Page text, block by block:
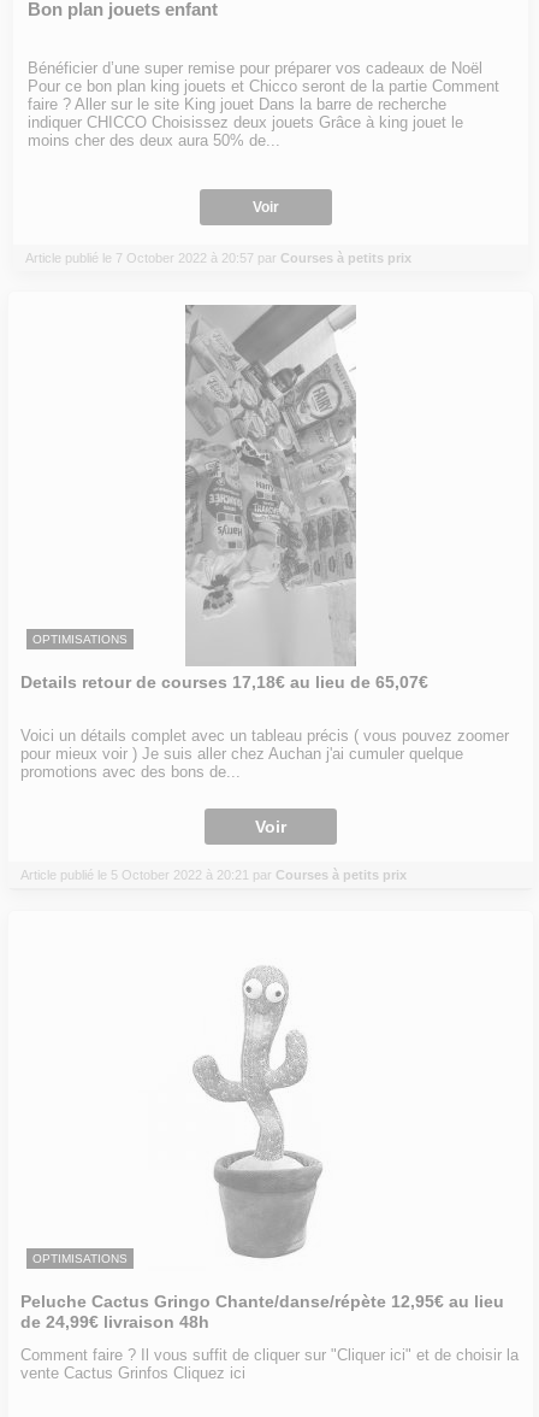
Bon plan jouets enfant
Bénéficier d’une super remise pour préparer vos cadeaux de Noël
Pour ce bon plan king jouets et Chicco seront de la partie Comment
faire ? Aller sur le site King jouet Dans la barre de recherche
indiquer CHICCO Choisissez deux jouets Grâce à king jouet le
moins cher des deux aura 50% de...
Voir
Article publié le 7 October 2022 à 20:57 par Courses à petits prix
OPTIMISATIONS
Details retour de courses 17,18€ au lieu de 65,07€
Voici un détails complet avec un tableau précis ( vous pouvez zoomer
pour mieux voir ) Je suis aller chez Auchan j'ai cumuler quelque
promotions avec des bons de...
Voir
Article publié le 5 October 2022 à 20:21 par Courses à petits prix
OPTIMISATIONS
Peluche Cactus Gringo Chante/danse/répète 12,95€ au lieu
de 24,99€ livraison 48h
Comment faire ? Il vous suffit de cliquer sur "Cliquer ici" et de choisir la
vente Cactus Grinfos Cliquez ici